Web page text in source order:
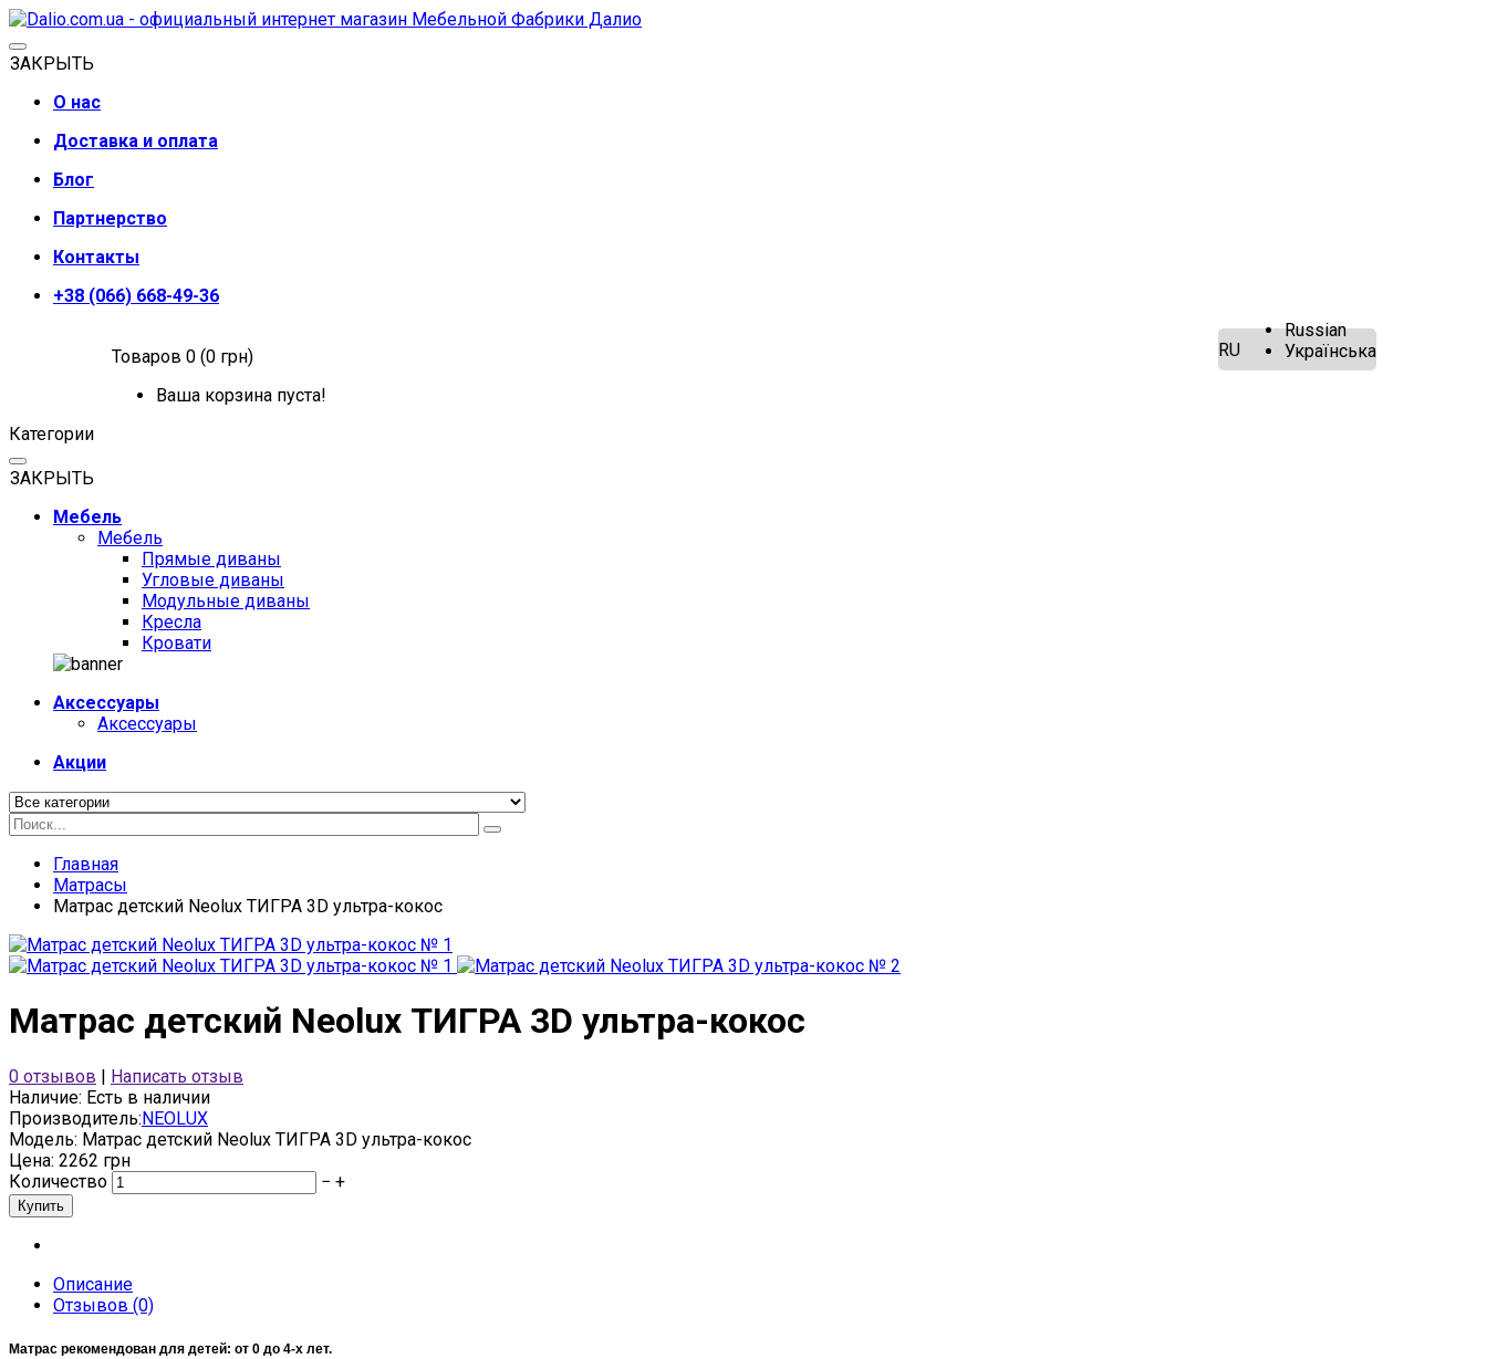
ЗАКРЫТЬ
О нас
Доставка и оплата
Блог
Партнерство
Контакты
+38 (066) 668-49-36
Товаров 0 (0 грн)
Ваша корзина пуста!
RU
Russian
Українська
Категории
ЗАКРЫТЬ
Мебель
Мебель
Прямые диваны
Угловые диваны
Модульные диваны
Кресла
Кровати
Аксессуары
Аксессуары
Акции
Главная
Матрасы
Матрас детский Neolux ТИГРА 3D ультра-кокос
Матрас детский Neolux ТИГРА 3D ультра-кокос
0 отзывов | Написать отзыв
Наличие: Есть в наличии
Производитель:NEOLUX
Модель: Матрас детский Neolux ТИГРА 3D ультра-кокос
Цена: 2262 грн
Количество
− +
Описание
Отзывов (0)
Матрас рекомендован для детей: от 0 до 4-х лет.